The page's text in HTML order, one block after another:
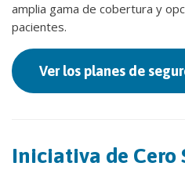
amplia gama de cobertura y
pacientes.
Ver los planes de
Iniciativa de Cero